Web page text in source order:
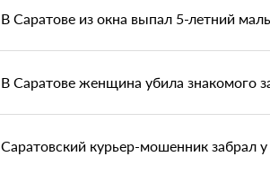
В Саратове из окна выпал 5-летний
В Саратове женщина убила знакомого
Саратовский курьер-мошенник забрал